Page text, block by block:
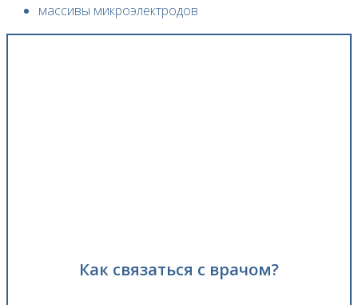
массивы микроэлектродов
Как связаться с врачом?